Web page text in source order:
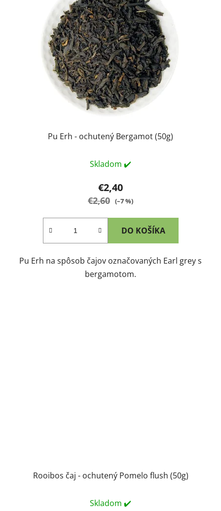
Pu Erh - ochutený Bergamot (50g)
Skladom ✔️
€2,40
€2,60 (–7 %)
DO KOŠÍKA
Pu Erh na spôsob čajov označovaných Earl grey s
bergamotom.
Rooibos čaj - ochutený Pomelo flush (50g)
Skladom ✔️